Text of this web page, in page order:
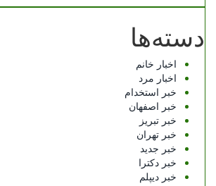
دسته‌ها
اخبار خانم
اخبار مرد
خبر استخدام
خبر اصفهان
خبر تبریز
خبر تهران
خبر جدید
خبر دکترا
خبر دیپلم